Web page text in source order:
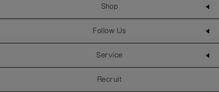
Shop
Follow Us
Service
Recruit